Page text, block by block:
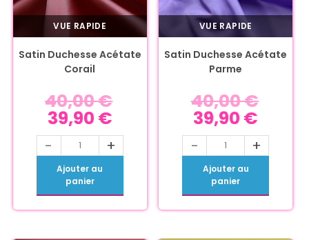
VUE RAPIDE
Satin Duchesse Acétate
Corail
40,00€
39,90 €
- +
Ajouter au
panier
VUE RAPIDE
Satin Duchesse Acétate
Parme
40,00€
39,90 €
- +
Ajouter au
panier